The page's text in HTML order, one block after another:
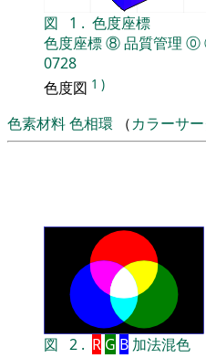
図 1 . 色度座標
色度座標⑧品質管理 ⓪
0728
色度図 1 )
色素材料色相環 （カラーサ
図 2 . R G B加法混色